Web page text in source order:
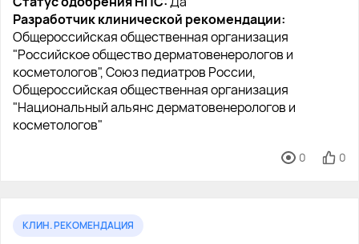
Разработчик клинической рекомендации:
Общероссийская общественная организация
"Российское общество дерматовенерологов и
косметологов", Союз педиатров России,
Общероссийская общественная организация
"Национальный альянс дерматовенерологов и
косметологов"
0 0
КЛИН. РЕКОМЕНДАЦИЯ